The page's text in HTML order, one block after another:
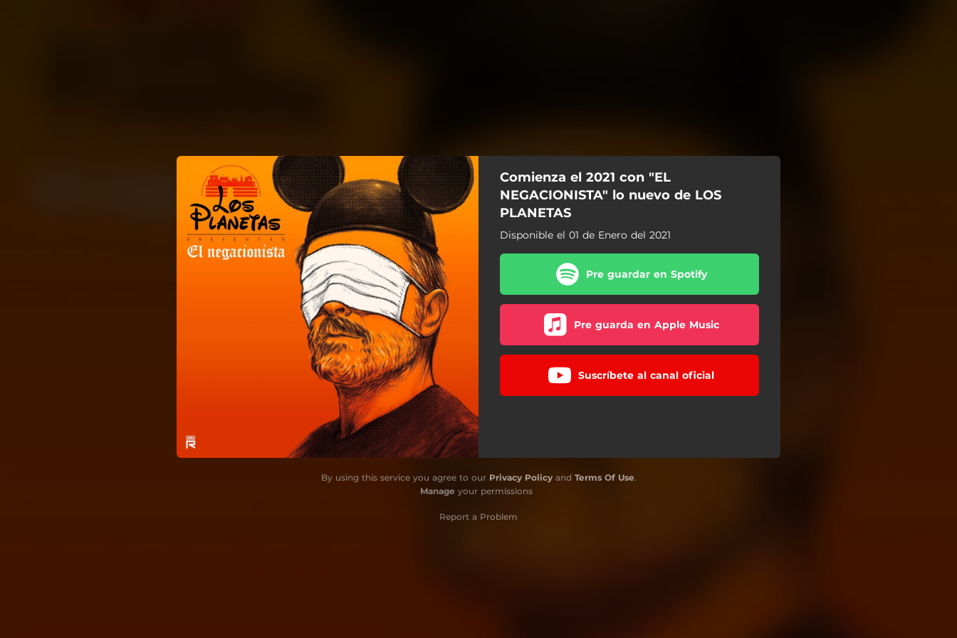
You're all set!
Comienza el 2021 con "EL
NEGACIONISTA" lo nuevo de LOS
PLANETAS
Disponible el 01 de Enero del 2021
Pre guardar en Spotify
Pre guarda en Apple Music
Suscríbete al canal oficial
By using this service you agree to our Privacy Policyand Terms Of Use.
Manage your permissions
Report a Problem